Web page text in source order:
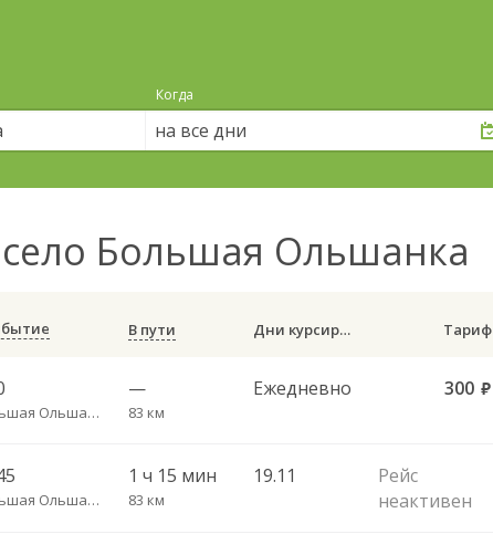
Когда
на все дни
Большая Ольшанка
В пути Дни курсирования Тариф
Большая Ольшанка с. пов.
—
83 км
Ежедневно 300 руб.
Большая Ольшанка с. пов.
1 ч 15 мин
83 км
19.11
Рейс
неактивен